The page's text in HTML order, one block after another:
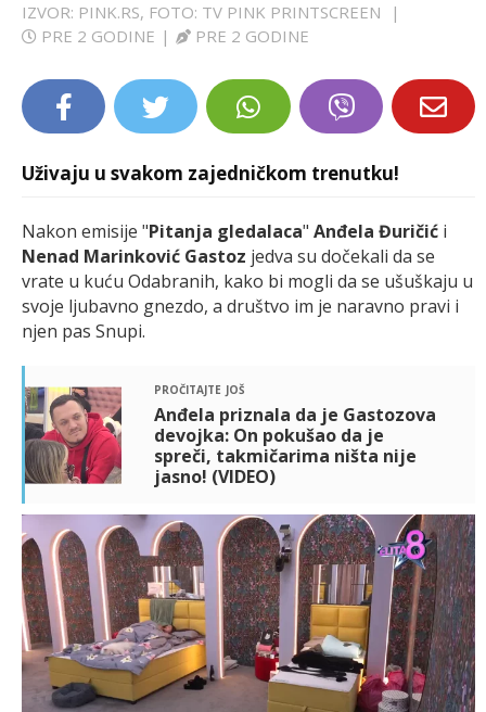
IZVOR: PINK.RS, FOTO: TV PINK PRINTSCREEN
|
PRE 2 GODINE | PRE 2 GODINE
Uživaju u svakom zajedničkom trenutku!
Nakon emisije "Pitanja gledalaca" Anđela Đuričić i
Nenad Marinković Gastoz jedva su dočekali da se
vrate u kuću Odabranih, kako bi mogli da se ušuškaju u
svoje ljubavno gnezdo, a društvo im je naravno pravi i
njen pas Snupi.
pročitajte još
Anđela priznala da je Gastozova
devojka: On pokušao da je
spreči, takmičarima ništa nije
jasno! (VIDEO)